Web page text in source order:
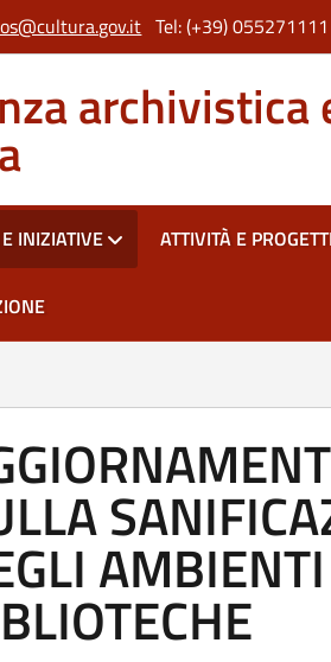
Tel: (+39) 055271111
archivistica
INIZIATIVE ATTIVITÀ E PROGETTI